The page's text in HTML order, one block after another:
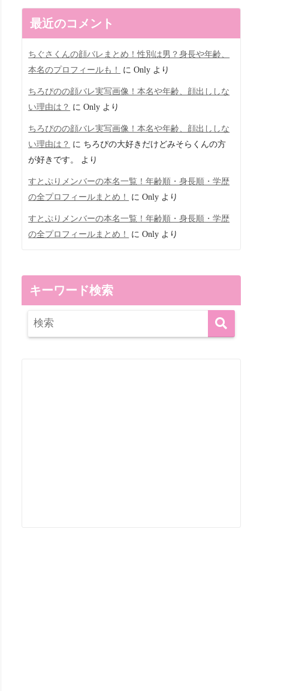
最近のコメント
ちぐさくんの顔バレまとめ！性別は男？身長や年齢、
本名のプロフィールも！
にOnly より
ちろぴのの顔バレ実写画像！本名や年齢、顔出ししな
い理由は？ にOnly より
ちろぴのの顔バレ実写画像！本名や年齢、顔出ししな
い理由は？ に ちろぴの大好きだけどみそらくんの方
が好きです。
より
すとぷりメンバーの本名一覧！年齢順・身長順・学歴
の全プロフィールまとめ！
にOnly より
すとぷりメンバーの本名一覧！年齢順・身長順・学歴
の全プロフィールまとめ！
にOnly より
キーワード検索